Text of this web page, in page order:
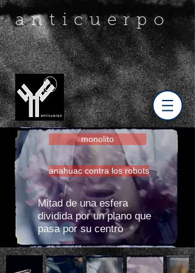
anticuerpo
monolito
anahuac contra los robots
Mitad de una esfera
dividida por un plano que
pasa por su centro